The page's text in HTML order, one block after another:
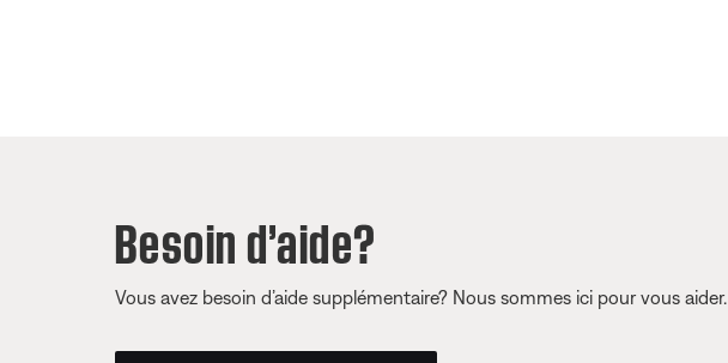
Besoin d’aide?
Vous avez besoin d’aide supplémentaire? Nous sommes ici pour vous aider.